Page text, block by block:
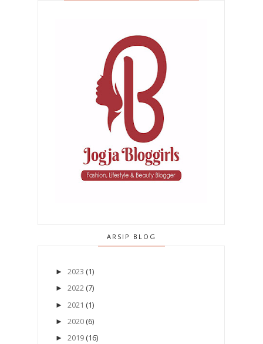
ARSIP BLOG
► 2023 (1)
► 2022 (7)
► 2021 (1)
► 2020 (6)
► 2019 (16)